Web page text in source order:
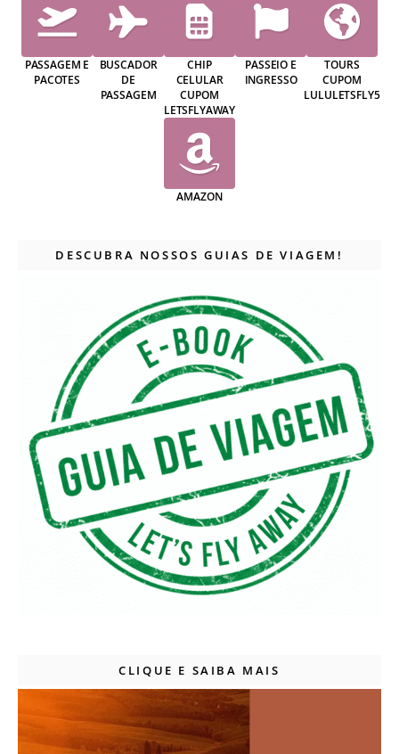
PASSAGEM E
PACOTES
BUSCADOR
DE
PASSAGEM
CHIP
CELULAR
CUPOM
LETSFLYAWAY
PASSEIO E
INGRESSO
TOURS
CUPOM
LULULETSFLY5
AMAZON
DESCUBRA NOSSOS GUIAS DE VIAGEM!
CLIQUE E SAIBA MAIS